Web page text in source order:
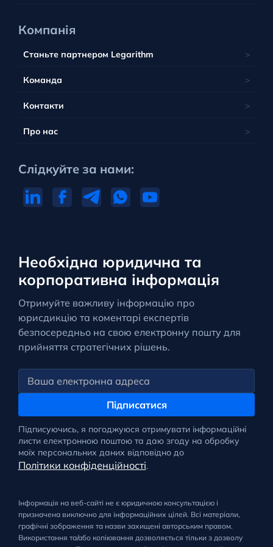
Необхідна юридична та
корпоративна інформація
Отримуйте важливу інформацію про
юрисдикцію та коментарі експертів
безпосередньо на свою електронну пошту для
прийняття стратегічних рішень.
Підписатися
Підписуючись, я погоджуюся отримувати інформаційні
листи електронною поштою та даю згоду на обробку
моїх персональних даних відповідно до
Політики конфіденційності.
Компанія
Станьте партнером Legarithm
Команда
Контакти
Про нас
Слідкуйте за нами:
Інформація на веб-сайті не є юридичною консультацією і
призначена виключно для інформаційних цілей. Всі матеріали,
графічні зображення та назви захищені авторським правом.
Використання та/або копіювання дозволяється тільки з дозволу